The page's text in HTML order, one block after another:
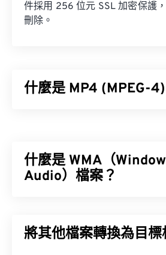
件採用 256 位元 SSL 加密保護
刪除。
什麼是 MP4 (MPEG-
於管理和儲存的檔案。它也是一
用於在網路上進行串流媒體播放，
如何開啟 MP4 檔案？
什麼是 WMA（
Audio）檔案？
編解碼器，也是一種音訊格式。
將其他檔案轉換為目標